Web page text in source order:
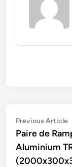
Navigation
de
l’article
Previous Article
Paire de
Aluminium